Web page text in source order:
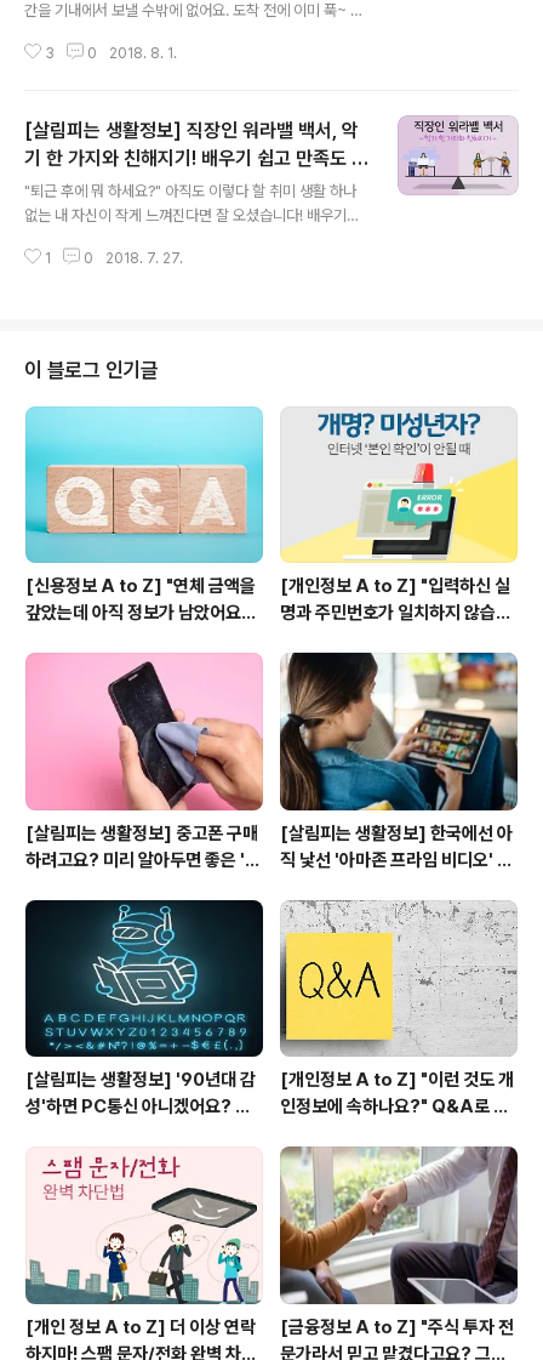
간을 기내에서 보낼 수밖에 없어요. 도착 전에 이미 푹~ 익
고요, 비행시간에 따라 창밖의 햇빛이 괴롭히질 않나, 이런
야 행복한 여행이 될 수 있지 않겠어요?! 웬만한 물품은 항
공사 측에서 제공해 주지만, 없는 것도 많고 바쁜 승무원분
들 부르기 다소 민망할 때도 많다고요. 그리하여 장시간 비
행에도 지치지 않는 체력과 정신 승리를 이끌어 줄 꿀템, 챙
겨가면 사랑받는 센스 만점 기내 아이템 Top 5를 꼽아봤
으니 미리 확인하고 떠납시다! Top 5. 기내에서도 딥슬립
3 0 2018. 8. 1.
[살림피는 생활정보] 직장인 워라밸 백서, 악
기 한 가지와 친해지기! 배우기 쉽고 만족도 높
은 악기 추천
"퇴근 후에 뭐 하세요?" 아직도 이렇다 할 취미 생활 하나
없는 내 자신이 작게 느껴진다면 잘 오셨습니다! 배우기도
있어 보이는 취미생활을 추천해드릴게요. 내 안에 죽은 듯
할 것 같아요. 오늘 소개할 악기 리스트 보시고 하나 골라
보세요. 타악-타악, 두드려야 스트레스가 풀린다! 잼베와
카혼 젬베(djembe)는 서아프리카 지역에서 유래된 절구
통 모양의 전통 타악기예요. 나무로 깎은 절구 모양의 북통
에 줄로 가죽을 고정시켜 만들었어요. 서아프리카에서는
축하연이나 제식 등의 행사..
1 0 2018. 7. 27.
이 블로그 인기글
[신용정보 A to Z] "연체 금액을
갚았는데 아직 정보가 남았어요?"
질문 10가지
[개인정보 A to Z] "입력하신 실
명과 주민번호가 일치하지 않습니
과 실명 등록하는 방법
[살림피는 생활정보] 중고폰 구매
하려고요? 미리 알아두면 좋은 '업
[살림피는 생활정보] 한국에선 아
직 낯선 '아마존 프라임 비디오' 추
[살림피는 생활정보] '90년대 감
성'하면 PC통신 아니겠어요? 퇴
다시 보는 PC통신 소설!
[개인정보 A to Z] "이런 것도 개
인정보에 속하나요?" Q&A로 살
[개인 정보 A to Z] 더 이상 연락
하지마! 스팸 문자/전화 완벽 차단
[금융정보 A to Z] "주식 투자 전
문가라서 믿고 맡겼다고요? 그거